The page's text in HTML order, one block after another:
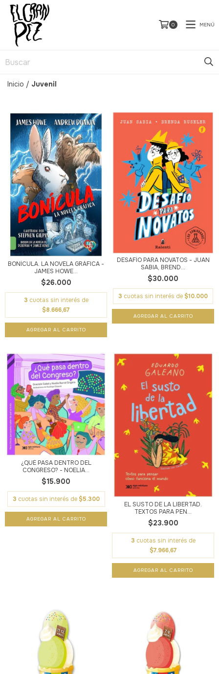
0 MENÚ
Inicio / Juvenil
BONÍCULA. LA NOVELA GRÁFICA -
JAMES HOWE...
$26.000
3 cuotas sin interés de
$8.666,67
DESAFÍO PARA NOVATOS - JUAN
SABIA, BREND...
$30.000
3 cuotas sin interés de $10.000
¿QUÉ PASA DENTRO DEL
CONGRESO? - NOELIA...
$15.900
3 cuotas sin interés de $5.300
EL SUSTO DE LA LIBERTAD.
TEXTOS PARA PEN...
$23.900
3 cuotas sin interés de
$7.966,67